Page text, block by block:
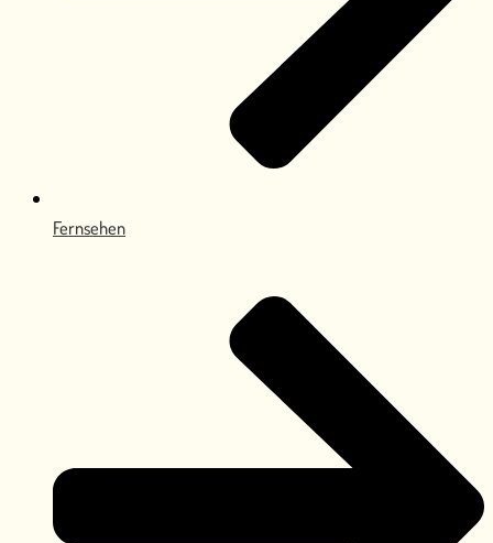
Fernsehen